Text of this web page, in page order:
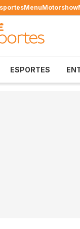
MenuMotorshow
ESPORTES